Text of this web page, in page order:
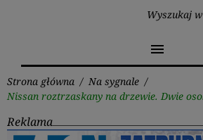
menu
Strona główna / Na sygnale /
Nissan roztrzaskany na drzewie. Dwie
Reklama